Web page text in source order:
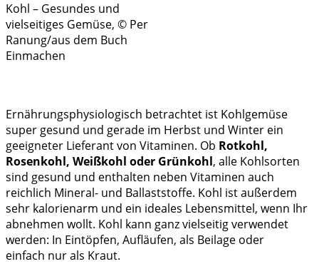
Kohl – Gesundes und
vielseitiges Gemüse, © Per
Ranung/aus dem Buch
Einmachen
Ernährungsphysiologisch betrachtet ist Kohlgemüse
super gesund und gerade im Herbst und Winter ein
geeigneter Lieferant von Vitaminen. Ob Rotkohl,
Rosenkohl, Weißkohl oder Grünkohl, alle Kohlsorten
sind gesund und enthalten neben Vitaminen auch
reichlich Mineral- und Ballaststoffe. Kohl ist außerdem
sehr kalorienarm und ein ideales Lebensmittel, wenn Ihr
abnehmen wollt. Kohl kann ganz vielseitig verwendet
werden: In Eintöpfen, Aufläufen, als Beilage oder
einfach nur als Kraut.